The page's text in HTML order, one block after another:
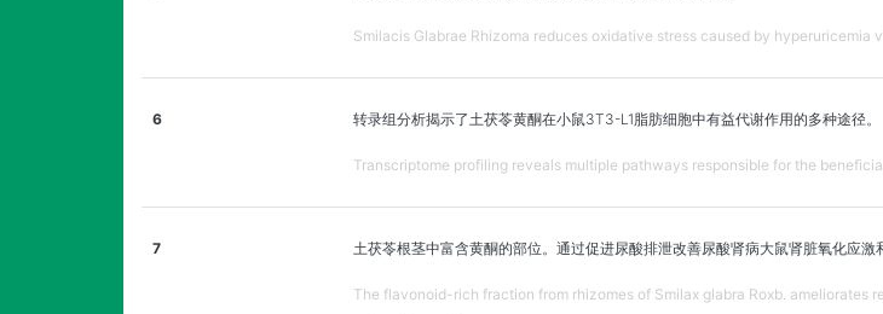
Smilacis Glabrae Rhizoma reduces oxidative stress caused by hyperuricemia
6 转录组分析揭示了土茯苓黄酮在小鼠3T3-L1脂肪细胞中有益代谢作用的多种途径。
Transcriptome profiling reveals multiple pathways responsible for the
7 土茯苓根茎中富含黄酮的部位。通过促进尿酸排泄改善尿酸肾病大鼠肾脏氧化应激
The flavonoid-rich fraction from rhizomes of Smilax glabra Roxb.